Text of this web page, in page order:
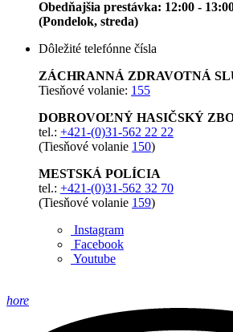
Obedňajšia prestávka: 12:00 -
(Pondelok, streda)
Dôležité telefónne čísla
ZÁCHRANNÁ ZDRAVOTNÁ
Tiesňové volanie: 155
DOBROVOĽNÝ HASIČSKÝ
tel.: +421-(0)31-562 22 22
(Tiesňové volanie 150)
MESTSKÁ POLÍCIA
tel.: +421-(0)31-562 32 70
(Tiesňové volanie 159)
Instagram
Facebook
Youtube
hore